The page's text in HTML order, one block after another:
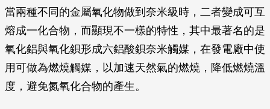
當兩種不同的金屬氧化物做到奈米級時，二者變成可互
熔成一化合物，而顯現不一樣的特性，其中最著名的是
氧化鋁與氧化鋇形成六鋁酸鋇奈米觸媒，在發電廠中使
用可做為燃燒觸媒，以加速天然氣的燃燒，降低燃燒溫
度，避免氮氧化合物的產生。